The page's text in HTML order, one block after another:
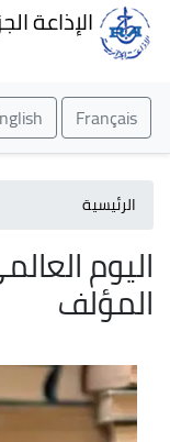
الإذاعة
Français
English
الرئيسية
اليوم
المؤلف